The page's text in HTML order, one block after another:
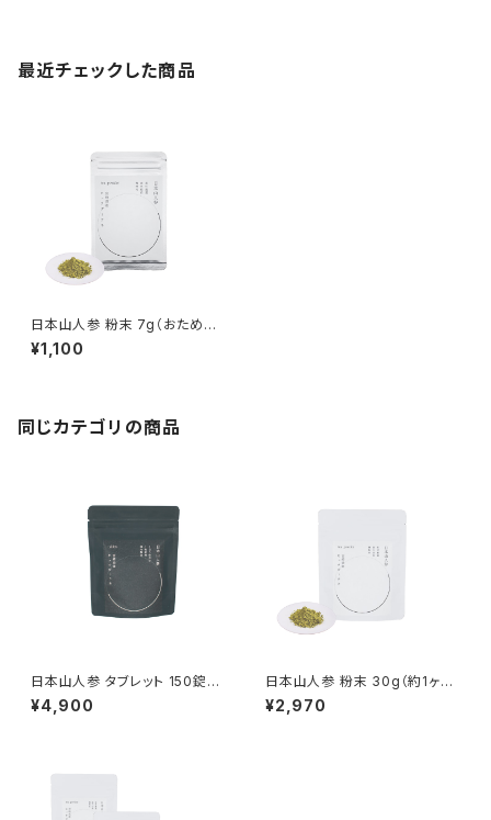
最近チェックした商品
日本山人参 粉末 7g（おためし
約1週間）
¥1,100
同じカテゴリの商品
日本山人参 タブレット 150錠
（約1ヶ月分）
¥4,900
日本山人参 粉末 30g（約1ヶ月
分）
¥2,970